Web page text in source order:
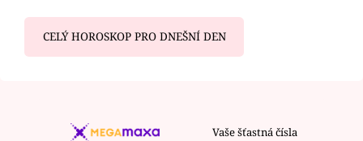
CELÝ HOROSKOP PRO DNEŠNÍ DEN
Vaše šťastná čísla